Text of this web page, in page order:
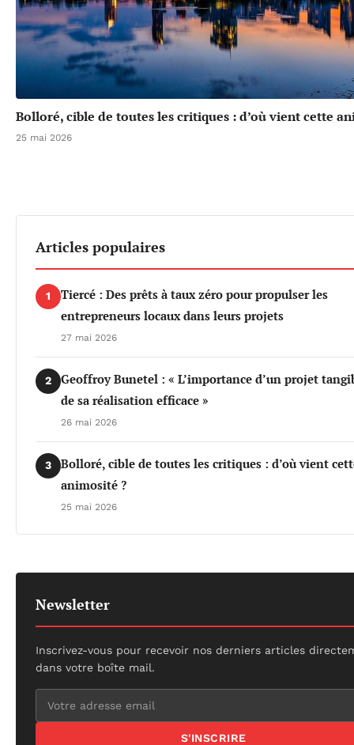
Bolloré, cible de toutes les critiques : d’où vient cette
25 mai 2026
Articles populaires
1
Tiercé : Des prêts à taux zéro pour propulser les
entrepreneurs locaux dans leurs projets
27 mai 2026
2
Geoffroy Bunetel : « L’importance d’un projet
de sa réalisation efficace »
26 mai 2026
3
Bolloré, cible de toutes les critiques : d’où vient
animosité ?
25 mai 2026
Newsletter
Inscrivez-vous pour recevoir nos derniers articles
dans votre boîte mail.
S'INSCRIRE